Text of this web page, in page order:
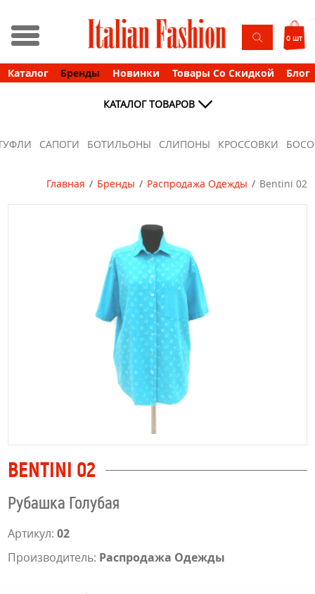
Каталог Бренды Новинки Товары Со Скидкой Блог
0 шт
КАТАЛОГ ТОВАРОВ
САПОГИ БОТИЛЬОНЫ СЛИПОНЫ КРОССОВКИ
Главная Бренды Распродажа Одежды Bentini 02
BENTINI 02
Рубашка Голубая
Артикул: 02
Производитель: Распродажа Одежды